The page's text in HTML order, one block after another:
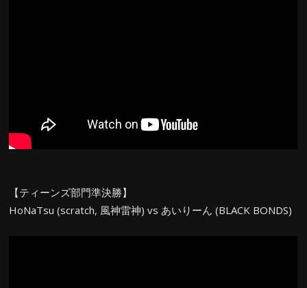
【ティーンズ部門準決勝】
HoNaTsu (scratch, 風神雷神) vs あいりーん (BLACK BONDS)